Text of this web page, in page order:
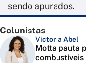
sendo apurados.
Colunistas
Victoria Abel
Motta pauta
combustíveis